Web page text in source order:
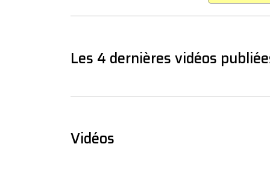
Les 4 dernières vidéos
Vidéos